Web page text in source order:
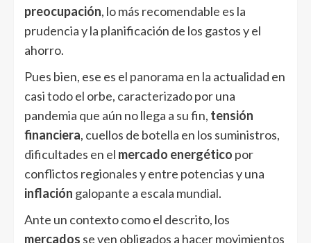
preocupación, lo más recomendable es la
prudencia y la planificación de los gastos y el
ahorro.
Pues bien, ese es el panorama en la actualidad en
casi todo el orbe, caracterizado por una
pandemia que aún no llega a su fin, tensión
financiera, cuellos de botella en los suministros,
dificultades en el mercado energético por
conflictos regionales y entre potencias y una
inflación galopante a escala mundial.
Ante un contexto como el descrito, los
mercados se ven obligados a hacer movimientos